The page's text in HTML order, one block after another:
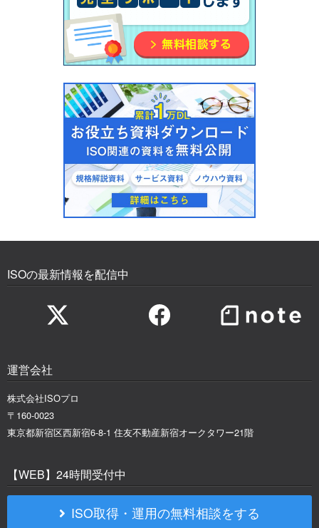
ISOの最新情報を配信中
運営会社
株式会社ISOプロ
〒160-0023
東京都新宿区西新宿6-8-1 住友不動産新宿オークタワー21階
【WEB】24時間受付中
ISO取得・運用の無料相談をする